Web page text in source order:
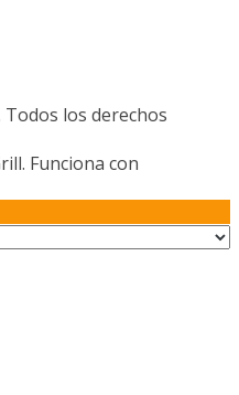
Todos los derechos
Funciona con